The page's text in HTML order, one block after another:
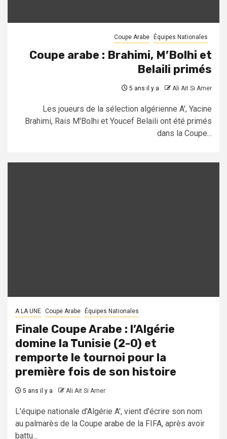
Coupe Arabe Équipes Nationales
Coupe arabe : Brahimi, M’Bolhi et
Belaili primés
5 ans il y a Ali Ait Si Amer
Les joueurs de la sélection algérienne A', Yacine
Brahimi, Rais M'Bolhi et Youcef Belaili ont été primés
dans la Coupe...
A LA UNE Coupe Arabe Équipes Nationales
Finale Coupe Arabe : l’Algérie
domine la Tunisie (2-0) et
remporte le tournoi pour la
première fois de son histoire
5 ans il y a Ali Ait Si Amer
L'équipe nationale d'Algérie A', vient d'écrire son nom
au palmarès de la Coupe arabe de la FIFA, après avoir
battu...